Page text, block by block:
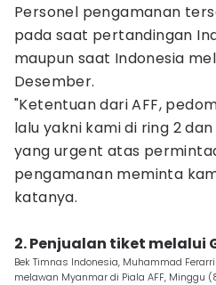
Personel pengamanan
pada saat pertandingan
maupun saat Indonesia
Desember.
"Ketentuan dari AFF,
lalu yakni kami di ring 2
yang urgent atas
pengamanan meminta
katanya.
2. Penjualan tiket melalui
Bek Timnas Indonesia, Muhammad
melawan Myanmar di Piala AFF, Minggu